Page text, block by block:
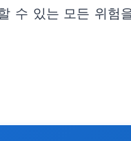
수 있는 모든 위험